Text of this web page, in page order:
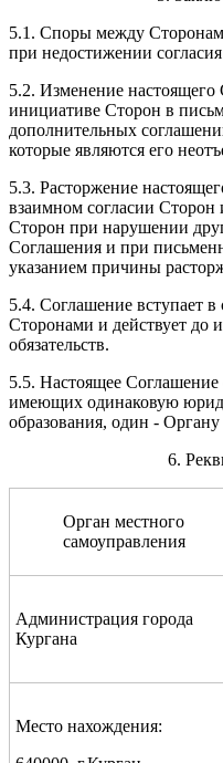
5.1. Споры между
при недостижении
5.2. Изменение настоящего
инициативе Сторон в
дополнительных
которые являются его
5.3. Расторжение
взаимном согласии
Сторон при нарушении
Соглашения и при
указанием причины
5.4. Соглашение вступает
Сторонами и действует до
обязательств.
5.5. Настоящее Соглашение
имеющих одинаковую
образования, один -
6.
Орган местного
самоуправления
Администрация города
Кургана
Место нахождения: